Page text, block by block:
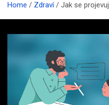
Home Zdraví Jak se